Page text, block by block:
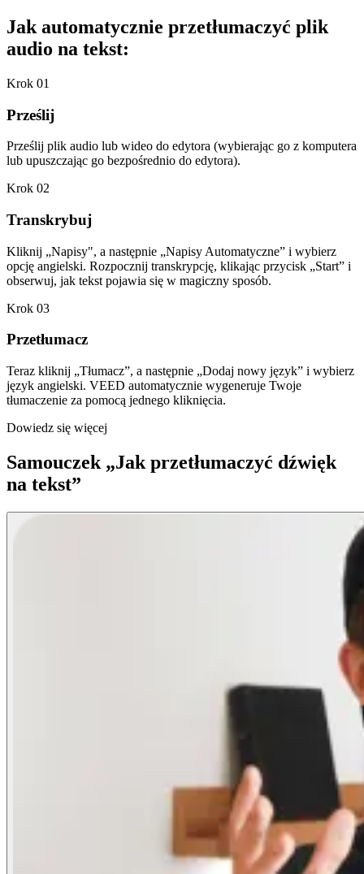
Jak automatycznie przetłumaczyć plik
audio na tekst:
Krok 01
Prześlij
Prześlij plik audio lub wideo do edytora (wybierając go z komputera
lub upuszczając go bezpośrednio do edytora).
Krok 02
Transkrybuj
Kliknij „Napisy", a następnie „Napisy Automatyczne” i wybierz
opcję angielski. Rozpocznij transkrypcję, klikając przycisk „Start” i
obserwuj, jak tekst pojawia się w magiczny sposób.
Krok 03
Przetłumacz
Teraz kliknij „Tłumacz”, a następnie „Dodaj nowy język” i wybierz
język angielski. VEED automatycznie wygeneruje Twoje
tłumaczenie za pomocą jednego kliknięcia.
Dowiedz się więcej
Samouczek „Jak przetłumaczyć dźwięk
na tekst”